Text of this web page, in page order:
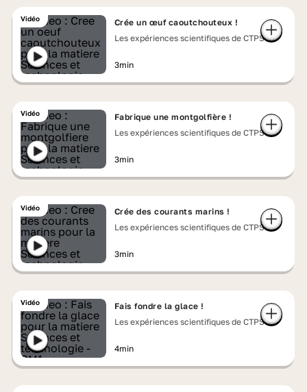
Vidéo
Crée un œuf caoutchouteux !
Les expériences scientifiques de CTPS
3min
Vidéo
Fabrique une montgolfière !
Les expériences scientifiques de CTPS
3min
Vidéo
Crée des courants marins !
Les expériences scientifiques de CTPS
3min
Vidéo
Fais fondre la glace !
Les expériences scientifiques de CTPS
4min